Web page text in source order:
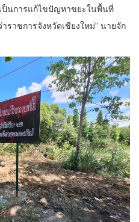
ป็นการแก้ไขปัญหาขยะในพื้นที่
าชการจังหวัดเชียงใหม่” นายจัก